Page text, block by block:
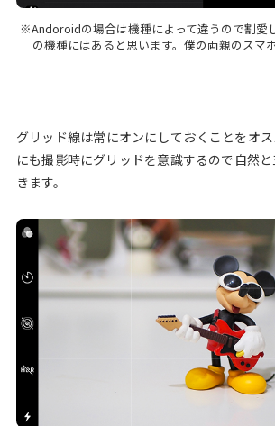
※Andoroidの場合は機種によって違うので割愛
の機種にはあると思います。僕の両親のスマ
グリッド線は常にオンにしておくことをオ
にも撮影時にグリッドを意識するので自然
きます。